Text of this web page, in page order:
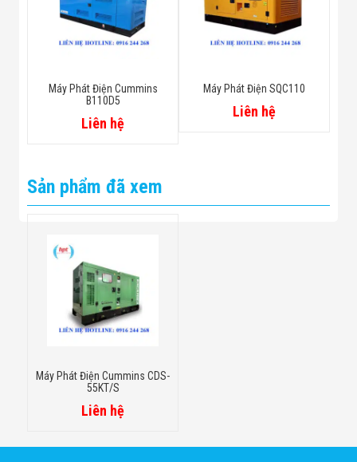
Máy Phát Điện Cummins
B110D5
Liên hệ
Máy Phát Điện SQC110
Liên hệ
Sản phẩm đã xem
Máy Phát Điện Cummins CDS-
55KT/S
Liên hệ